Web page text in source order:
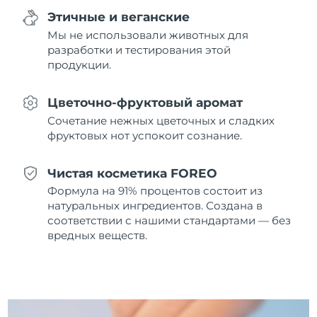
Этичные и веганские
Мы не использовали животных для
разработки и тестирования этой
продукции.
Цветочно-фруктовый аромат
Сочетание нежных цветочных и сладких
фруктовых нот успокоит сознание.
Чистая косметика FOREO
Формула на 91% процентов состоит из
натуральных ингредиентов. Создана в
соответствии с нашими стандартами — без
вредных веществ.
Нидерланды
Ожидаемая дата доставки
Норвегия
Ожидаемая дата доставки
Оман
Филиппины
Ожидаемая дата доставки
12/08/2026
09/08/2026